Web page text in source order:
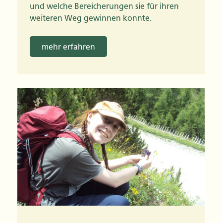
und welche Bereicherungen sie für ihren
weiteren Weg gewinnen konnte.
mehr erfahren